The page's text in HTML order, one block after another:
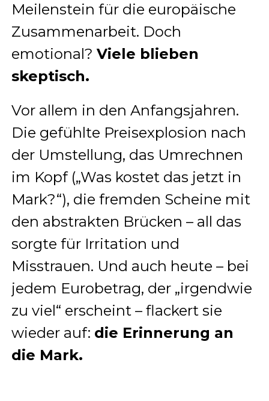
Meilenstein für die europäische
Zusammenarbeit. Doch
emotional? Viele blieben
skeptisch.
Vor allem in den Anfangsjahren.
Die gefühlte Preisexplosion nach
der Umstellung, das Umrechnen
im Kopf („Was kostet das jetzt in
Mark?“), die fremden Scheine mit
den abstrakten Brücken – all das
sorgte für Irritation und
Misstrauen. Und auch heute – bei
jedem Eurobetrag, der „irgendwie
zu viel“ erscheint – flackert sie
wieder auf: die Erinnerung an
die Mark.